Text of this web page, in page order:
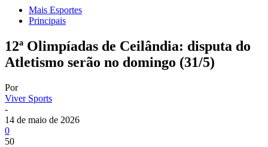
Mais Esportes
Principais
12ª Olimpíadas de Ceilândia: disputa do
Atletismo serão no domingo (31/5)
Por
Viver Sports
-
14 de maio de 2026
0
50